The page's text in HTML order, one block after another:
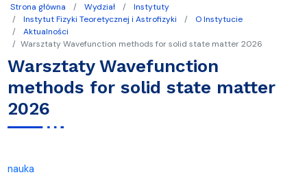
Strona główna Wydział
Instytuty
Instytut Fizyki Teoretycznej i Astrofizyki
O Instytucie
Aktualności
Warsztaty Wavefunction methods for solid state matter 2026
Warsztaty Wavefunction
methods for solid state matter
2026
nauka